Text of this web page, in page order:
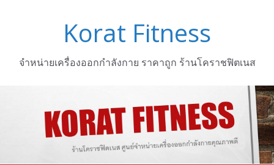
Korat Fitness
จำหน่ายเครื่องออกกำลังกาย ราคาถูก ร้านโคราชฟิตเนส